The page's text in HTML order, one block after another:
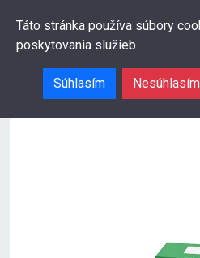
Táto stránka používa súbory
poskytovania služieb
Súhlasím Nesúhlasím